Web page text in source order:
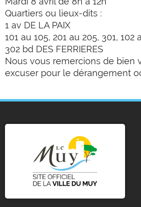
Quartiers ou lieux-dits :
1 av DE LA PAIX
101 au 105, 201 au 205, 301, 102
302 bd DES FERRIERES
Nous vous remercions de bien
excuser pour le dérangement